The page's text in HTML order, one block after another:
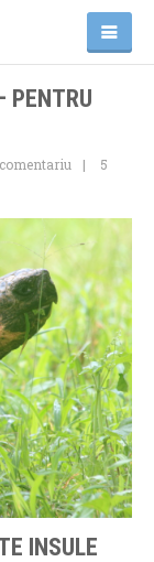
PENTRU
5
INSULE